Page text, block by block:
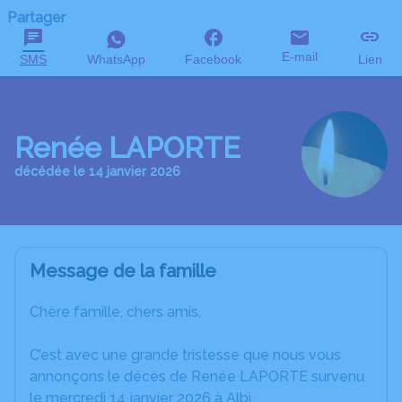
Partager
SMS WhatsApp Facebook E-mail Lien
Renée LAPORTE
décédée le 14 janvier 2026
Message de la famille
Chère famille, chers amis,
C’est avec une grande tristesse que nous vous
annonçons le décès de Renée LAPORTE survenu
le mercredi 14 janvier 2026 à Albi.